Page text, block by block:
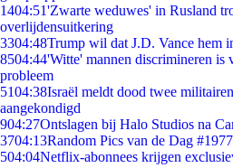
1404:51'Zwarte weduwes' in Rusland
overlijdensuitkering
3304:48Trump wil dat J.D. Vance hem
8504:44'Witte' mannen discrimineren is
probleem
5104:38Israël meldt dood twee
aangekondigd
904:27Ontslagen bij Halo Studios na
3704:13Random Pics van de Dag #1977
504:04Netflix-abonnees krijgen